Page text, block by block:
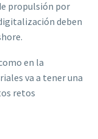
propulsión por
deben
en la
va a tener una
retos